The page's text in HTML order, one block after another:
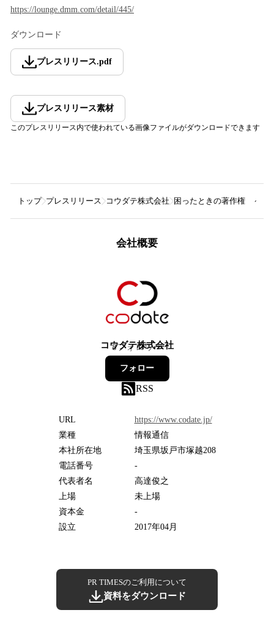
https://lounge.dmm.com/detail/445/
ダウンロード
プレスリリース.pdf
プレスリリース素材
このプレスリリース内で使われている画像ファイルがダウンロードできます
トップ プレスリリース コウダテ株式会社 困ったときの著作権 ～ク
会社概要
コウダテ株式会社
8フォロワー
フォロー
RSS
URL
https://www.codate.jp/
業種
情報通信
本社所在地
埼玉県坂戸市塚越208
電話番号
-
代表者名
高達俊之
上場
未上場
資本金
-
設立
2017年04月
PR TIMESのご利用について
資料をダウンロード